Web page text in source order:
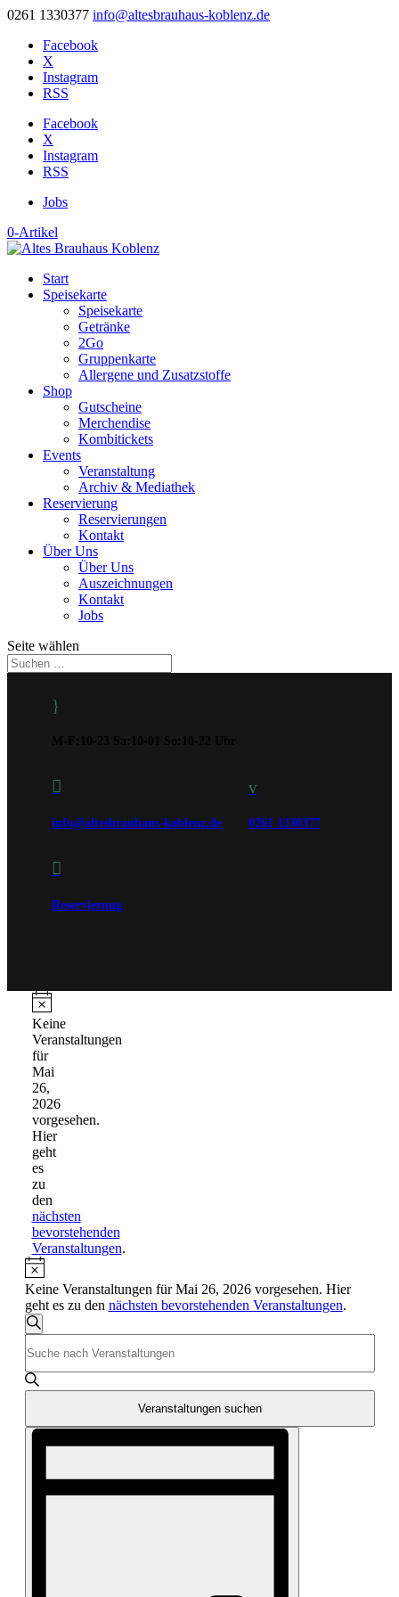
0261 1330377 info@altesbrauhaus-koblenz.de
Facebook
X
Instagram
RSS
Facebook
X
Instagram
RSS
Jobs
0-Artikel
Start
Speisekarte
Speisekarte
Getränke
2Go
Gruppenkarte
Allergene und Zusatzstoffe
Shop
Gutscheine
Merchendise
Kombitickets
Events
Veranstaltung
Archiv & Mediathek
Reservierung
Reservierungen
Kontakt
Über Uns
Über Uns
Auszeichnungen
Kontakt
Jobs
Seite wählen
}

info@altesbrauhaus-koblenz.de
v
0261 1330377

Reservierung
Veranstaltungen
für
Mai
26,
2026
Hinweis
Keine
Veranstaltungen
für
Mai
26,
2026
vorgesehen.
Hier
geht
es
zu
den
nächsten
bevorstehenden
Veranstaltungen.
Hinweis
Keine Veranstaltungen für Mai 26, 2026 vorgesehen. Hier
geht es zu den nächsten bevorstehenden Veranstaltungen.
Veranstaltungen
Suche
und
Ansichten,
Navigation
Suche
Schlüsselwort
eingeben.
Suche
Veranstaltungen
Schlüsselwort.
Veranstaltungen suchen
Veranstaltung
Navigation